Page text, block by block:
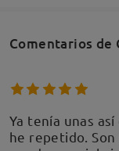
Comentarios de
Ya tenía unas
he repetido. Son